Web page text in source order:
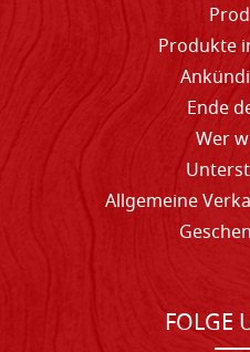
Produkte
Ende
Wer
Allgemeine
FOLGE